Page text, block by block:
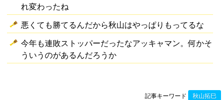
れ変わったね
悪くても勝てるんだから秋山はやっぱりもってるな
今年も連敗ストッパーだったなアッキャマン。何かそ
ういうのがあるんだろうか
記事キーワード 秋山拓巳